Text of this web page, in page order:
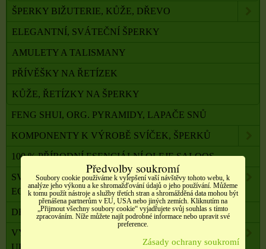
ŠPERKY BIŽUTERIE, KŮŽE, DŘEVO
ELEGANTNÍ, SVÁTEČNÍ ŠPERKY
AMULETY A TALISMANY
PŘÍVĚŠKY NA ŘETÍZEK
KŮŽE, ŘETÍZKY NA ŠPERKY
FENG SHUI, ORG. PYRAMIDY, LAPAČE SNŮ
KOMPONENTY K VÝROBĚ SVÍČEK, ŠPERKŮ
100 % PŘÍRODNÍ ESENCIÁLNÍ OLEJE SALOOS
SVÍČKY Z PALMOVÉHO A SÓJOVÉHO VOSKU
ECO
DRAHÉ A LÉČIVÉ KAMENY
VYKUŘOVADLA, VONNÉ TYČINKY A ŠIŠKY,
UHLÍKY
Předvolby soukromí
Soubory cookie používáme k vylepšení vaší návštěvy tohoto webu, k
analýze jeho výkonu a ke shromažďování údajů o jeho používání. Můžeme
k tomu použít nástroje a služby třetích stran a shromážděná data mohou být
přenášena partnerům v EU, USA nebo jiných zemích. Kliknutím na
„Přijmout všechny soubory cookie“ vyjadřujete svůj souhlas s tímto
zpracováním. Níže můžete najít podrobné informace nebo upravit své
preference.
Zásady ochrany soukromí